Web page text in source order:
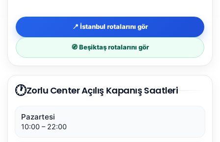
📍 İstanbul rotalarını gör
🧭 Beşiktaş rotalarını gör
🕐Zorlu Center Açılış Kapanış Saatleri
Pazartesi
10:00 – 22:00